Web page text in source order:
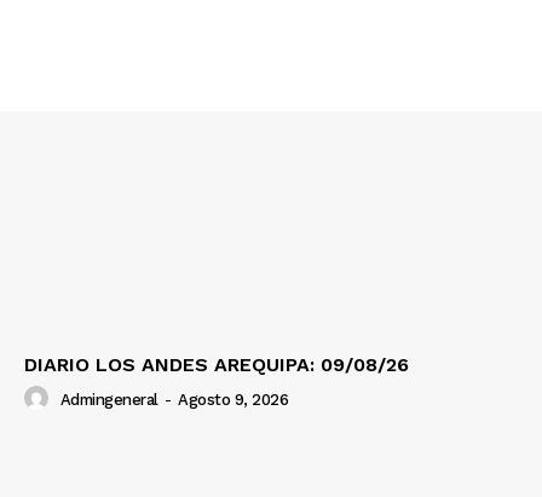
DIARIO LOS ANDES AREQUIPA: 09/08/26
Admingeneral - Agosto 9, 2026